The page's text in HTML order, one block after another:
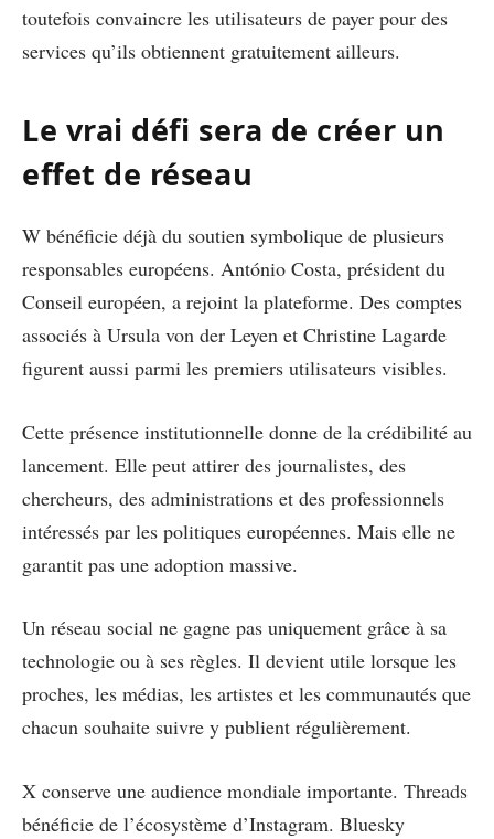
toutefois convaincre les utilisateurs de payer pour des
services qu’ils obtiennent gratuitement ailleurs.
Le vrai défi sera de créer un
effet de réseau
W bénéficie déjà du soutien symbolique de plusieurs
responsables européens. António Costa, président du
Conseil européen, a rejoint la plateforme. Des comptes
associés à Ursula von der Leyen et Christine Lagarde
figurent aussi parmi les premiers utilisateurs visibles.
Cette présence institutionnelle donne de la crédibilité au
lancement. Elle peut attirer des journalistes, des
chercheurs, des administrations et des professionnels
intéressés par les politiques européennes. Mais elle ne
garantit pas une adoption massive.
Un réseau social ne gagne pas uniquement grâce à sa
technologie ou à ses règles. Il devient utile lorsque les
proches, les médias, les artistes et les communautés que
chacun souhaite suivre y publient régulièrement.
X conserve une audience mondiale importante. Threads
bénéficie de l’écosystème d’Instagram. Bluesky